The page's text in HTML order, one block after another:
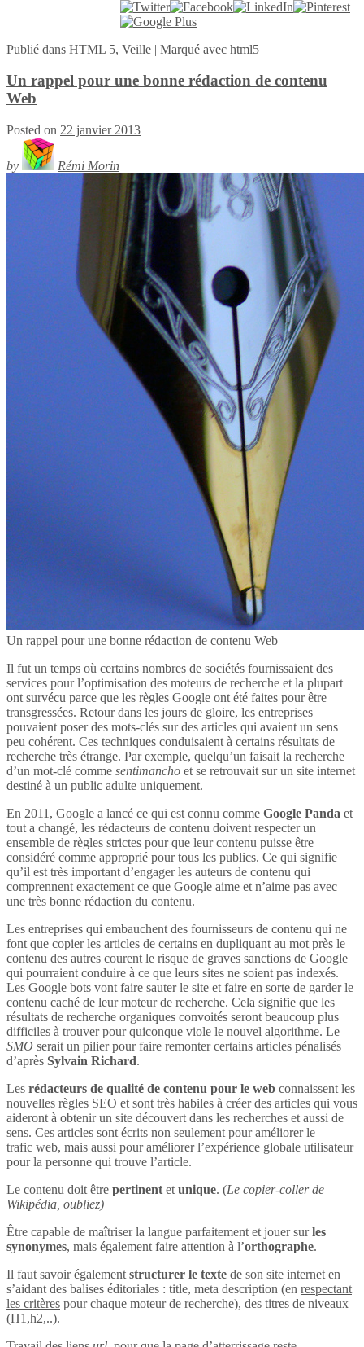
Publié dans HTML 5, Veille | Marqué avec html5
Un rappel pour une bonne rédaction de contenu
Web
Posted on 22 janvier 2013
by Rémi Morin
Un rappel pour une bonne rédaction de contenu Web
Il fut un temps où certains nombres de sociétés fournissaient des
services pour l’optimisation des moteurs de recherche et la plupart
ont survécu parce que les règles Google ont été faites pour être
transgressées. Retour dans les jours de gloire, les entreprises
pouvaient poser des mots-clés sur des articles qui avaient un sens
peu cohérent. Ces techniques conduisaient à certains résultats de
recherche très étrange. Par exemple, quelqu’un faisait la recherche
d’un mot-clé comme sentimancho et se retrouvait sur un site internet
destiné à un public adulte uniquement.
En 2011, Google a lancé ce qui est connu comme Google Panda et
tout a changé, les rédacteurs de contenu doivent respecter un
ensemble de règles strictes pour que leur contenu puisse être
considéré comme approprié pour tous les publics. Ce qui signifie
qu’il est très important d’engager les auteurs de contenu qui
comprennent exactement ce que Google aime et n’aime pas avec
une très bonne rédaction du contenu.
Les entreprises qui embauchent des fournisseurs de contenu qui ne
font que copier les articles de certains en dupliquant au mot près le
contenu des autres courent le risque de graves sanctions de Google
qui pourraient conduire à ce que leurs sites ne soient pas indexés.
Les Google bots vont faire sauter le site et faire en sorte de garder le
contenu caché de leur moteur de recherche. Cela signifie que les
résultats de recherche organiques convoités seront beaucoup plus
difficiles à trouver pour quiconque viole le nouvel algorithme. Le
SMO serait un pilier pour faire remonter certains articles pénalisés
d’après Sylvain Richard.
Les rédacteurs de qualité de contenu pour le web connaissent les
nouvelles règles SEO et sont très habiles à créer des articles qui vous
aideront à obtenir un site découvert dans les recherches et aussi de
sens. Ces articles sont écrits non seulement pour améliorer le
trafic web, mais aussi pour améliorer l’expérience globale utilisateur
pour la personne qui trouve l’article.
Le contenu doit être pertinent et unique. (Le copier-coller de
Wikipédia, oubliez)
Être capable de maîtriser la langue parfaitement et jouer surles
synonymes, mais également faire attention à l’orthographe.
Il faut savoir également structurer le texte de son site internet en
s’aidant des balises éditoriales : title, meta description (en respectant
les critères pour chaque moteur de recherche), des titres de niveaux
(H1,h2,..).